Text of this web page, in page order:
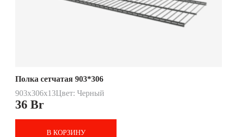
Полка сетчатая 903*306
903x306x13Цвет: Черный
36 Br
В КОРЗИНУ